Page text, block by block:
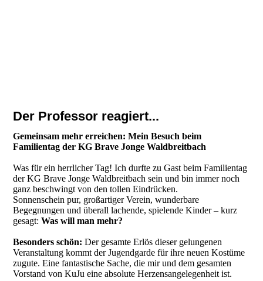
Der Professor reagiert...
Gemeinsam mehr erreichen: Mein Besuch beim
Familientag der KG Brave Jonge Waldbreitbach
Was für ein herrlicher Tag! Ich durfte zu Gast beim Familientag
der KG Brave Jonge Waldbreitbach sein und bin immer noch
ganz beschwingt von den tollen Eindrücken.
Sonnenschein pur, großartiger Verein, wunderbare
Begegnungen und überall lachende, spielende Kinder – kurz
gesagt:Was will man mehr?
Besonders schön:Der gesamte Erlös dieser gelungenen
Veranstaltung kommt der Jugendgarde für ihre neuen Kostüme
zugute. Eine fantastische Sache, die mir und dem gesamten
Vorstand von KuJu eine absolute Herzensangelegenheit ist.